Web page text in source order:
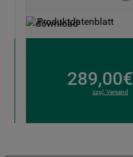
Produktdatenblatt
289,00€
zzgl. Versand